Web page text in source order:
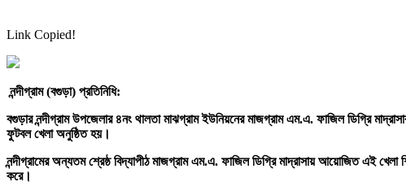
Link Copied!
নন্দীগ্রাম (বগুড়া) প্রতিনিধি:
বগুড়ার নন্দীগ্রাম উপজেলার ৪নং থালতা মাঝগ্রাম ইউনিয়নের মাজগ্রাম এম.এ. ফাজিল ডিগ্রি
ফুটবল খেলা অনুষ্ঠিত হয়।
নন্দীগ্রামের অন্যতম শ্রেষ্ঠ বিদ্যাপীঠ মাজগ্রাম এম.এ. ফাজিল ডিগ্রি মাদ্রাসায় আয়োজিত এই খেলা
করে।